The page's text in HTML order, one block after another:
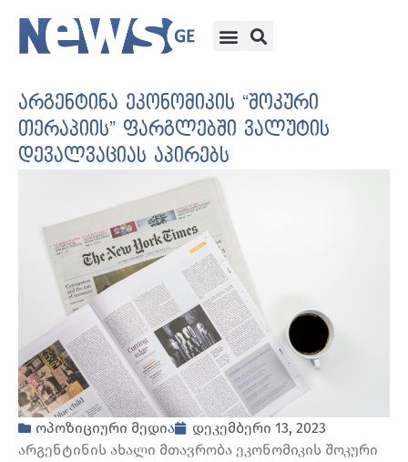
არგენტინა ეკონომიკის “შოკური
თერაპიის” ფარგლებში ვალუტის
დევალვაციას აპირებს
ოპოზიციური მედია
დეკემბერი 13, 2023
არგენტინის ახალი მთავრობა ეკონომიკის შოკური